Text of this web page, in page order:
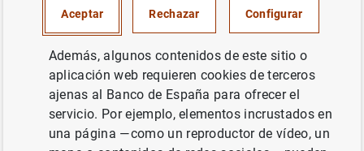
en España
Desde 1962 diferentes disposiciones legales han
venido atribuyendo la facultad de supervisión de
las entidades de crédito y de sus grupos
Aceptar Rechazar Configurar
Además, algunos contenidos de este sitio o
aplicación web requieren cookies de terceros
ajenas al Banco de España para ofrecer el
servicio. Por ejemplo, elementos incrustados en
una página —como un reproductor de vídeo, un